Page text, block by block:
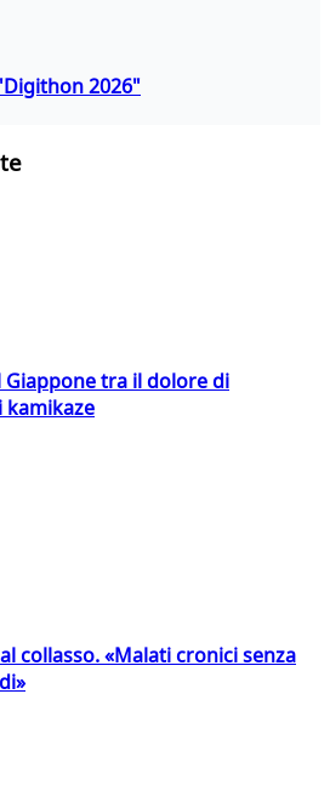
2026"
Giappone tra il dolore di
kamikaze
collasso. «Malati cronici senza